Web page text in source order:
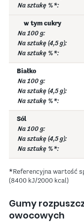
w tym cukry
Białko
Sól
*Referencyjna wartość
(8400 kJ/2000 kcal)
Gumy
owocowych